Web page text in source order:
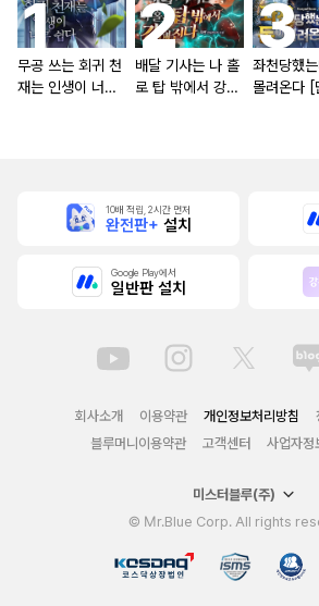
무공 쓰는 회귀 천
재는 인생이 너무
배달 기사는 나 홀
로 탑 밖에서 강해
좌천당했는
몰려온다 [
10배 적립, 2시간 먼저
완전판+ 설치
Google Play에서
일반판 설치
회사소개 이용약관 개인정보처리방침
블루머니이용약관
고객센터 사업자정
미스터블루(주)
© Mr.Blue Corp. All rights